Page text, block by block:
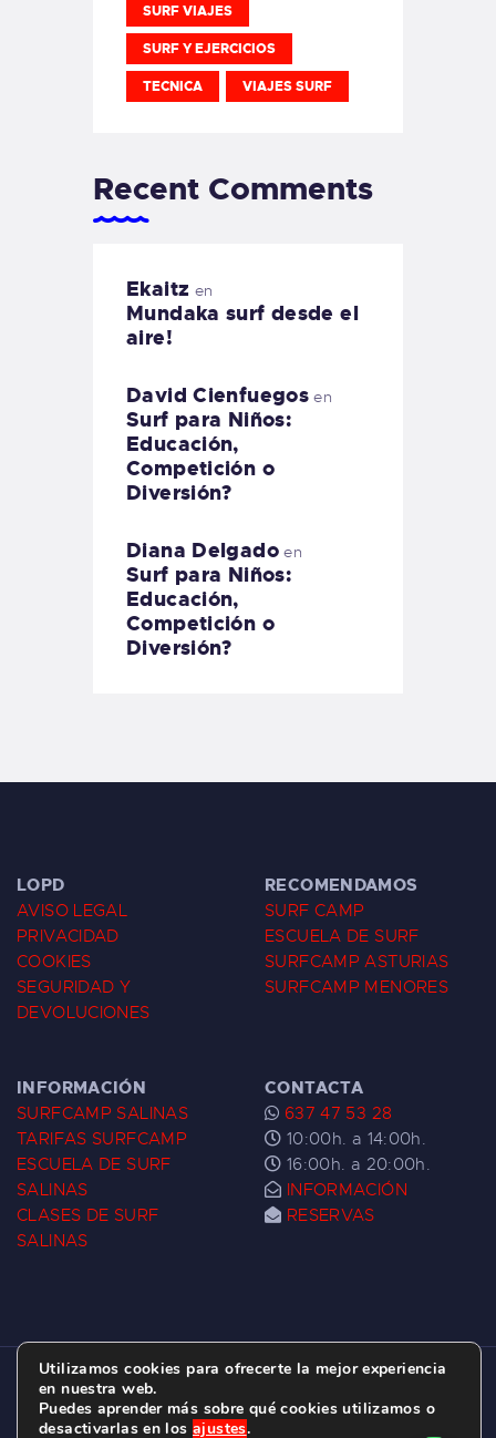
SURF VIAJES
SURF Y EJERCICIOS
TECNICA VIAJES SURF
Recent Comments
Ekaitz en
Mundaka surf desde el
aire!
David Cienfuegos en
Surf para Niños:
Educación,
Competición o
Diversión?
Diana Delgadoen
Surf para Niños:
Educación,
Competición o
Diversión?
LOPD
AVISO LEGAL
PRIVACIDAD
COOKIES
SEGURIDAD Y
DEVOLUCIONES
RECOMENDAMOS
SURF CAMP
ESCUELA DE SURF
SURFCAMP ASTURIAS
SURFCAMP MENORES
INFORMACIÓN
SURFCAMP SALINAS
TARIFAS SURFCAMP
ESCUELA DE SURF
SALINAS
CLASES DE SURF
SALINAS
CONTACTA
637 47 53 28
10:00h. a 14:00h.
16:00h. a 20:00h.
INFORMACIÓN
RESERVAS
ESCUELA DE SURF LAS DUNAS ©
C/ BERNARDO ÁLVAREZ GALAN 1, SALINAS
Utilizamos cookies para ofrecerte la mejor experiencia
en nuestra web.
Puedes aprender más sobre qué cookies utilizamos o
desactivarlas en los ajustes.